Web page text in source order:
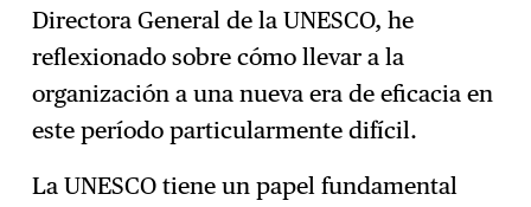
Directora General de la UNESCO, he
reflexionado sobre cómo llevar a la
organización a una nueva era de eficacia en
este período particularmente difícil.
La UNESCO tiene un papel fundamental